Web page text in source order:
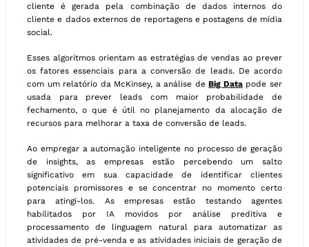
cliente é gerada pela combinação de dados internos do
cliente e dados externos de reportagens e postagens de mídia
social.
Esses algoritmos orientam as estratégias de vendas ao prever
os fatores essenciais para a conversão de leads. De acordo
com um relatório da McKinsey, a análise deBig Datapode ser
usada para prever leads com maior probabilidade de
fechamento, o que é útil no planejamento da alocação de
recursos para melhorar a taxa de conversão de leads.
Ao empregar a automação inteligente no processo de geração
de insights, as empresas estão percebendo um salto
significativo em sua capacidade de identificar clientes
potenciais promissores e se concentrar no momento certo
para atingi-los. As empresas estão testando agentes
habilitados por IA movidos por análise preditiva e
processamento de linguagem natural para automatizar as
atividades de pré-venda e as atividades iniciais de geração de